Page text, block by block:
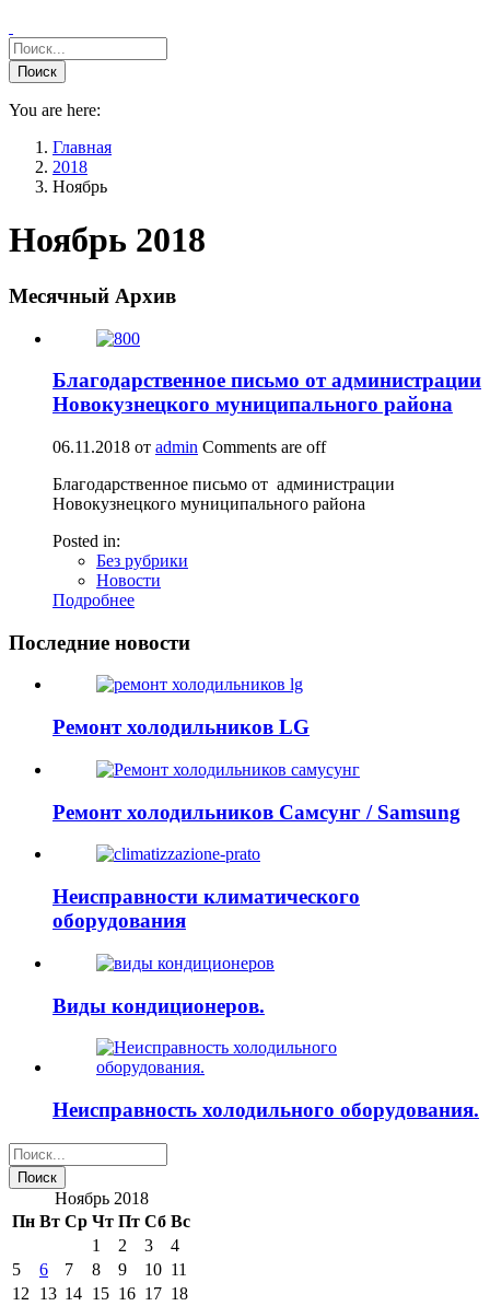
You are here:
Главная
2018
Ноябрь
Ноябрь 2018
Месячный Архив
Благодарственное письмо от администрации
Новокузнецкого муниципального района
06.11.2018 от admin Comments are off
Благодарственное письмо от администрации
Новокузнецкого муниципального района
Posted in:
Без рубрики
Новости
Подробнее
Последние новости
Ремонт холодильников LG
Ремонт холодильников Самсунг / Samsung
Неисправности климатического
оборудования
Виды кондиционеров.
Неисправность холодильного оборудования.
Ноябрь 2018
Пн Вт Ср Чт Пт Сб Вс
1 2 3
4
5
6 7 8 9 10 11
12
13 14 15 16 17 18